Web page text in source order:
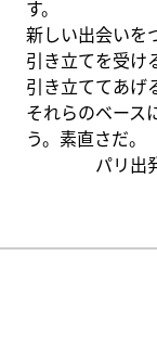
す。
新しい出会いを
引き立てを受け
引き立ててあげ
それらのベース
う。素直さだ。
パリ出発前